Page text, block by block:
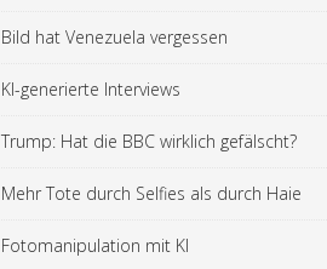
Bild hat Venezuela vergessen
KI-generierte Interviews
Trump: Hat die BBC wirklich gefälscht?
Mehr Tote durch Selfies als durch Haie
Fotomanipulation mit KI